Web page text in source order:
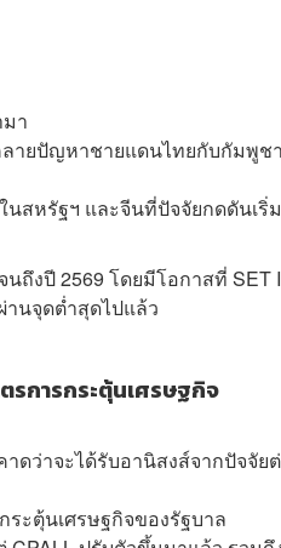
า
ลายปัญหาชายแดนไทยกับกัมพูช
นสหรัฐฯ และจีนที่ปัจจัยกดดันเริ่
ถึงปี 2569 โดยมีโอกาสที่ SET
านจุดต่ำสุดไปแล้ว
การกระตุ้นเศรษฐกิจ
ว่าจะได้รับอานิสงส์จากปัจจัย
ะตุ้นเศรษฐกิจของรัฐบาล